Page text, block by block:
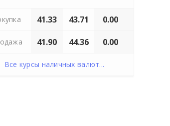
41.33 43.71 0.00
41.90 44.36 0.00
Все курсы наличных валют...